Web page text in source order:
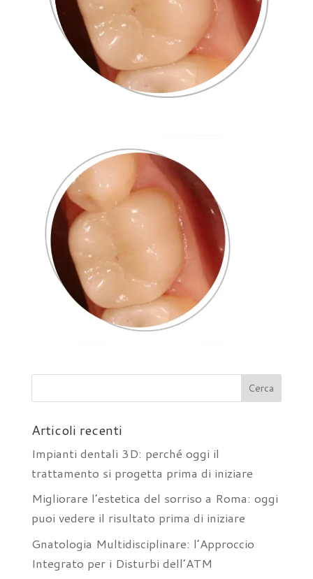
Articoli recenti
Impianti dentali 3D: perché oggi il
trattamento si progetta prima di iniziare
Migliorare l’estetica del sorriso a Roma: oggi
puoi vedere il risultato prima di iniziare
Gnatologia Multidisciplinare: l’Approccio
Integrato per i Disturbi dell’ATM